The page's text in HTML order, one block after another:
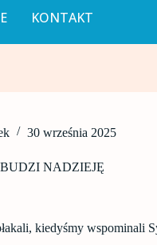
KONTAKT
30 września 2025
NADZIEJĘ
kiedyśmy wspominali